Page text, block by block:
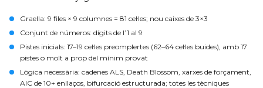
Graella: 9 files × 9 columnes = 81 cel·les; nou caixes de 3×3
Conjunt de números: dígits de l’1 al 9
Pistes inicials: 17–19 cel·les preomplertes (62–64 cel·les buides), amb 17
pistes o molt a prop del mínim provat
Lògica necessària: cadenes ALS, Death Blossom, xarxes de forçament,
AIC de 10+ enllaços, bifurcació estructurada; totes les tècniques